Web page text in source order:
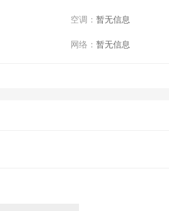
空调：暂无信息
网络：暂无信息